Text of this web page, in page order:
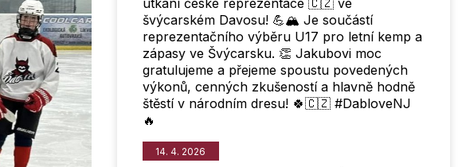
utkání české reprezentace 🇨🇿 ve
švýcarském Davosu! 💪🏔️ Je součástí
reprezentačního výběru U17 pro letní kemp a
zápasy ve Švýcarsku. 👏 Jakubovi moc
gratulujeme a přejeme spoustu povedených
výkonů, cenných zkušeností a hlavně hodně
štěstí v národním dresu! 🍀🇨🇿 #DabloveNJ
🔥
14. 4. 2026